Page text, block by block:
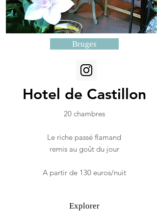
Bruges
Hotel de Castillon
20 chambres
Le riche passé flamand
remis au goût du jour
A partir de 130 euros/nuit
Explorer